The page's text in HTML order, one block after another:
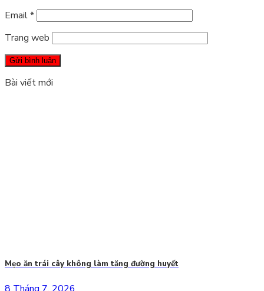
Email*
Trang web
Bài viết mới
Mẹo ăn trái cây không làm tăng đường huyết